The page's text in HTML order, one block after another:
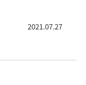
2021.07.27